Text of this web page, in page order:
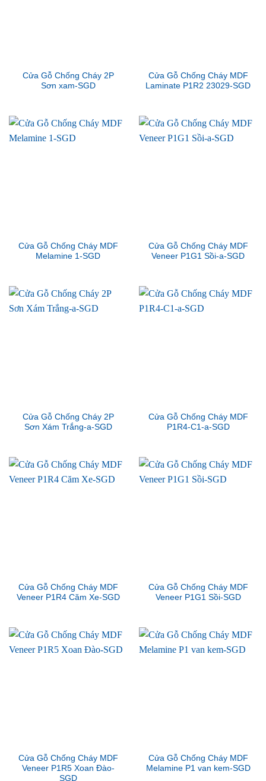
Cửa Gỗ Chống Cháy 2P
Sơn xam-SGD
Cửa Gỗ Chống Cháy MDF
Laminate P1R2 23029-SGD
Cửa Gỗ Chống Cháy MDF
Melamine 1-SGD
Cửa Gỗ Chống Cháy MDF
Veneer P1G1 Sồi-a-SGD
Cửa Gỗ Chống Cháy 2P
Sơn Xám Trắng-a-SGD
Cửa Gỗ Chống Cháy MDF
P1R4-C1-a-SGD
Cửa Gỗ Chống Cháy MDF
Veneer P1R4 Căm Xe-SGD
Cửa Gỗ Chống Cháy MDF
Veneer P1G1 Sồi-SGD
Cửa Gỗ Chống Cháy MDF
Veneer P1R5 Xoan Đào-
SGD
Cửa Gỗ Chống Cháy MDF
Melamine P1 van kem-SGD